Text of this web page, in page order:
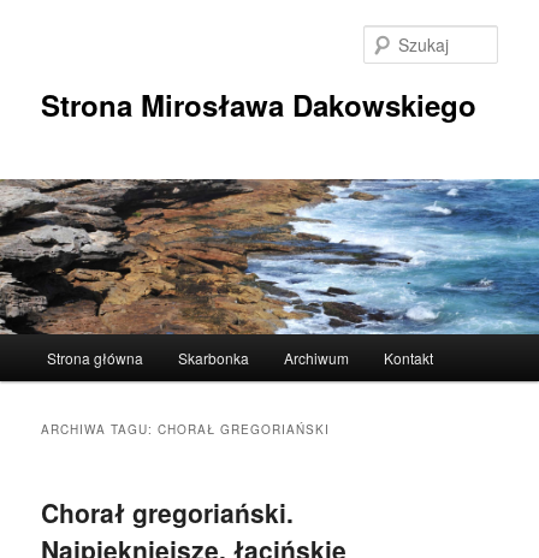
Strona Mirosława Dakowskiego
Strona główna Skarbonka Archiwum Kontakt
ARCHIWA TAGU:CHORAŁ GREGORIAŃSKI
Chorał gregoriański.
Najpiękniejsze, łacińskie